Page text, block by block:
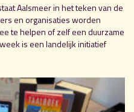
Aalsmeer in het teken van de
en organisaties worden
te helpen of zelf een duurzame
is een landelijk initiatief